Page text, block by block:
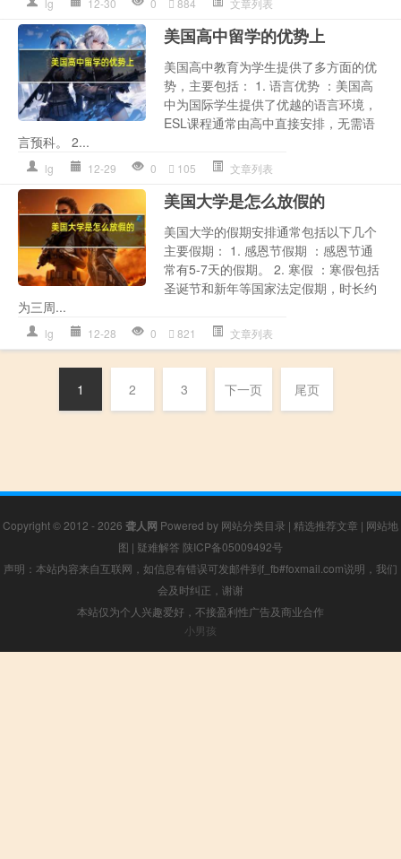
lg 12-30 0 884 文章列表
美国高中留学的优势上
美国高中教育为学生提供了多方面的优
势，主要包括： 1. 语言优势 ：美国高
中为国际学生提供了优越的语言环境，
ESL课程通常由高中直接安排，无需语
言预科。 2...
lg 12-29 0 105 文章列表
美国大学是怎么放假的
美国大学的假期安排通常包括以下几个
主要假期： 1. 感恩节假期 ：感恩节通
常有5-7天的假期。 2. 寒假 ：寒假包括
圣诞节和新年等国家法定假期，时长约
为三周...
lg 12-28 0 821 文章列表
1 2 3 下一页 尾页
Copyright © 2012 - 2026 聋人网 Powered by 网站分类目录 | 精选推荐文章 | 网站地
图 | 疑难解答 陕ICP备05009492号
声明：本站内容来自互联网，如信息有错误可发邮件到f_fb#foxmail.com说明，我们
会及时纠正，谢谢
本站仅为个人兴趣爱好，不接盈利性广告及商业合作
小男孩